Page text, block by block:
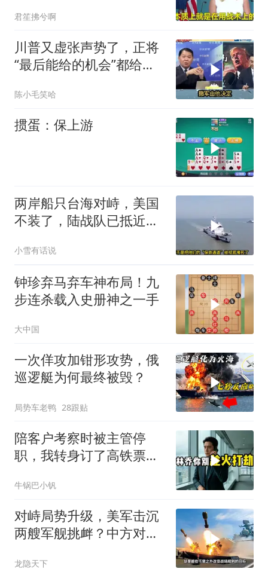
君笙拂兮啊
川普又虚张声势了，正将
“最后能给的机会”都给伊
陈小毛笑哈
掼蛋：保上游
两岸船只台海对峙，美国
不装了，陆战队已抵近台
小雪有话说
钟珍弃马弃车神布局！九
步连杀载入史册神之一手
大中国
一次佯攻加钳形攻势，俄
巡逻艇为何最终被毁？
局势车老鸭 28跟贴
陪客户考察时被主管停
职，我转身订了高铁票。
亿合同没你根本签不了
牛锅巴小钒
对峙局势升级，美军击沉
两艘军舰挑衅？中方对美
龙隐天下